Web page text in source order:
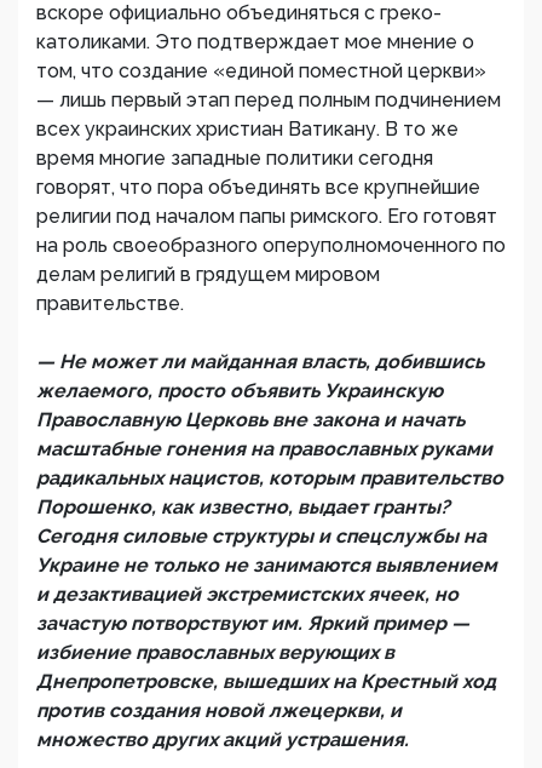
вскоре официально объединяться с греко-
католиками. Это подтверждает мое мнение о
том, что создание «единой поместной церкви»
— лишь первый этап перед полным подчинением
всех украинских христиан Ватикану. В то же
время многие западные политики сегодня
говорят, что пора объединять все крупнейшие
религии под началом папы римского. Его готовят
на роль своеобразного оперуполномоченного по
делам религий в грядущем мировом
правительстве.
— Не может ли майданная власть, добившись
желаемого, просто объявить Украинскую
Православную Церковь вне закона и начать
масштабные гонения на православных руками
радикальных нацистов, которым правительство
Порошенко, как известно, выдает гранты?
Сегодня силовые структуры и спецслужбы на
Украине не только не занимаются выявлением
и дезактивацией экстремистских ячеек, но
зачастую потворствуют им. Яркий пример —
избиение православных верующих в
Днепропетровске, вышедших на Крестный ход
против создания новой лжецеркви, и
множество других акций устрашения.